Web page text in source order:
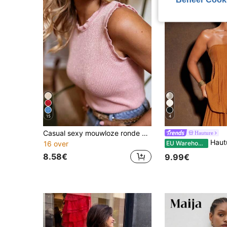
15
Casual sexy mouwloze ronde hals gebreide top met pailletten voor dames, 2026 nieuwe mode elegante top
16 over
8.58€
4
Hauture
EU Warehouse Hauture
9.99€